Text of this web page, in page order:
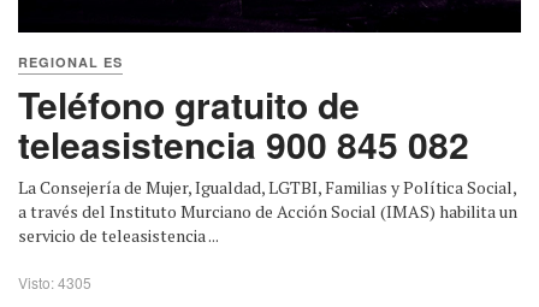
REGIONAL ES
Teléfono gratuito de
teleasistencia 900 845 082
La Consejería de Mujer, Igualdad, LGTBI, Familias y Política Social,
a través del Instituto Murciano de Acción Social (IMAS) habilita un
servicio de teleasistencia ...
Visto: 4305